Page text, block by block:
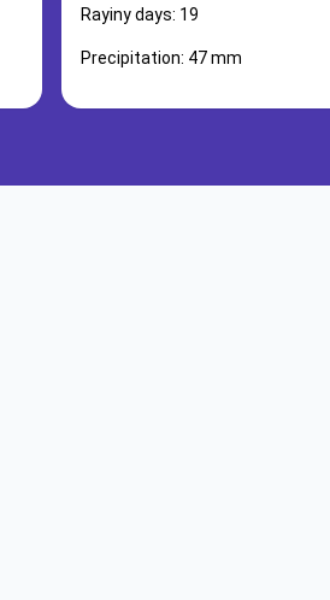
Rayiny days: 19
Precipitation: 47 mm